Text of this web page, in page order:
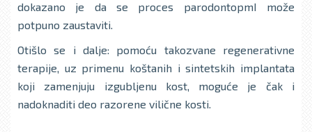
dokazano je da se proces parodontopmI može
potpuno zaustaviti.
Otišlo se i dalјe: pomoću takozvane regenerativne
terapije, uz primenu koštanih i sintetskih implantata
koji zamenjuju izgublјenu kost, moguće je čak i
nadoknaditi deo razorene vilične kosti.